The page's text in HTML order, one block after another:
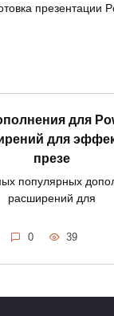
презентации
для
для
презе
популярных
расширений для
0 39